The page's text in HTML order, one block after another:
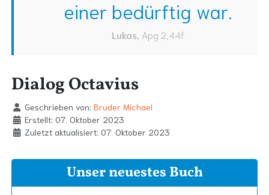
einer bedürftig war.
Lukas, Apg 2,44f
Dialog Octavius
Geschrieben von: Bruder Michael
Erstellt: 07. Oktober 2023
Zuletzt aktualisiert: 07. Oktober 2023
Unser neuestes Buch